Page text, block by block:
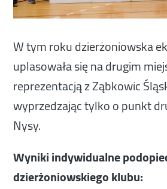
W tym roku dzierżoniowska
uplasowała się na drugim
reprezentacją z Ząbkowic
wyprzedzając tylko o punkt
Nysy.
Wyniki indywidualne
dzierżoniowskiego klubu: